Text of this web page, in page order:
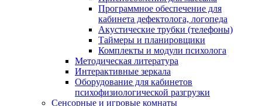
Программное обеспечение для
кабинета дефектолога, логопеда
Акустические трубки (телефоны)
Таймеры и планировщики
Комплекты и модули психолога
Методическая литература
Интерактивные зеркала
Оборудование для кабинетов
психофизиологической разгрузки
Сенсорные и игровые комнаты